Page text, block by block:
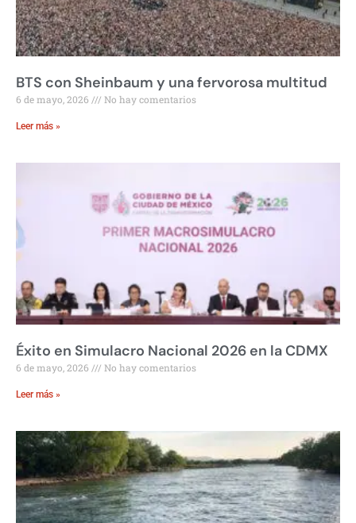
BTS con Sheinbaum y una fervorosa multitud
6 de mayo, 2026 No hay comentarios
Leer más »
Éxito en Simulacro Nacional 2026 en la CDMX
6 de mayo, 2026 No hay comentarios
Leer más »